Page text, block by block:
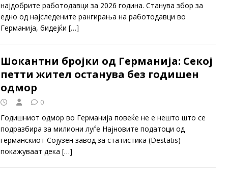
најдобрите работодавци за 2026 година. Станува збор за
едно од најследените рангирања на работодавци во
Германија, бидејќи […]
Шокантни бројки од Германија: Секој
петти жител останува без годишен
одмор
0
Годишниот одмор во Германија повеќе не е нешто што се
подразбира за милиони луѓе Најновите податоци од
германскиот Сојузен завод за статистика (Destatis)
покажуваат дека […]